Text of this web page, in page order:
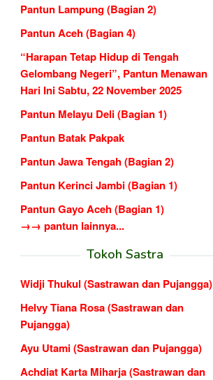
Pantun Lampung (Bagian 2)
Pantun Aceh (Bagian 4)
“Harapan Tetap Hidup di Tengah
Gelombang Negeri”, Pantun Menawan
Hari Ini Sabtu, 22 November 2025
Pantun Melayu Deli (Bagian 1)
Pantun Batak Pakpak
Pantun Jawa Tengah (Bagian 2)
Pantun Kerinci Jambi (Bagian 1)
Pantun Gayo Aceh (Bagian 1)
→→ pantun lainnya...
Tokoh Sastra
Widji Thukul (Sastrawan dan Pujangga)
Helvy Tiana Rosa (Sastrawan dan
Pujangga)
Ayu Utami (Sastrawan dan Pujangga)
Achdiat Karta Miharja (Sastrawan dan